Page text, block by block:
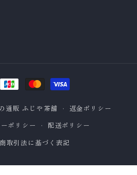
通販 ふじや茶舗
返金ポリシー
ポリシー
配送ポリシー
取引法に基づく表記